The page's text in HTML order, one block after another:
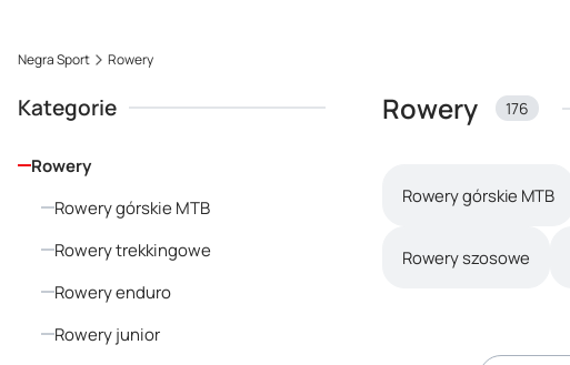
Negra Sport Rowery
Kategorie
Rowery
Rowery górskie MTB
Rowery trekkingowe
Rowery enduro
Rowery junior
Rowery 176
Rowery górskie MTB
Rowery szosowe